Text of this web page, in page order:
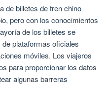
de billetes de tren chino
pero con los conocimientos
de los billetes se
plataformas oficiales
móviles. Los viajeros
para proporcionar los datos
algunas barreras